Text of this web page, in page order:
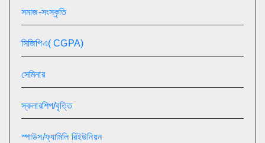
সমাজ-সংস্কৃতি
সিজিপিএ( CGPA)
সেমিনার
স্কলারশিপ/বৃত্তি
স্পাউস/ফ্যামিলি রিইউনিয়ন